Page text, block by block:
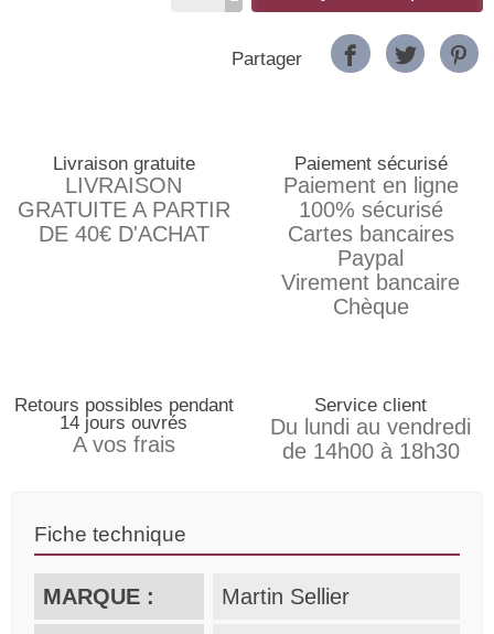
Partager
Livraison gratuite
LIVRAISON
GRATUITE A PARTIR
DE 40€ D'ACHAT
Paiement sécurisé
Paiement en ligne
100% sécurisé
Cartes bancaires
Paypal
Virement bancaire
Chèque
Retours possibles pendant
14 jours ouvrés
A vos frais
Service client
Du lundi au vendredi
de 14h00 à 18h30
Fiche technique
MARQUE : Martin Sellier